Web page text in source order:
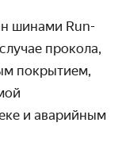
шинами Run-
прокола,
покрытием,
и аварийным